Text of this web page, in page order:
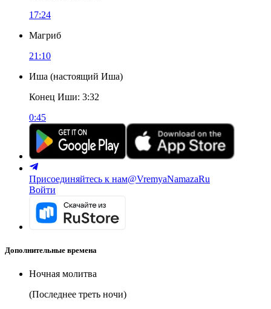
17:24
Магриб
21:10
Иша (настоящий Иша)
Конец Иши: 3:32
0:45
Присоединяйтесь к нам@VremyaNamazaRu
Войти
Дополнительные времена
Ночная молитва
(Последнее треть ночи)